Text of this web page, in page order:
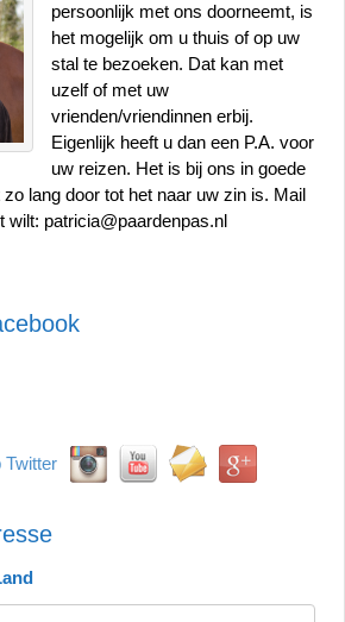
persoonlijk met ons doorneemt, is
het mogelijk om u thuis of op uw
stal te bezoeken. Dat kan met
uzelf of met uw
vrienden/vriendinnen erbij.
Eigenlijk heeft u dan een P.A. voor
uw reizen. Het is bij ons in goede
lang door tot het naar uw zin is. Mail
wilt: patricia@paardenpas.nl